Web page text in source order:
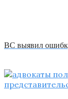
ВС выявил